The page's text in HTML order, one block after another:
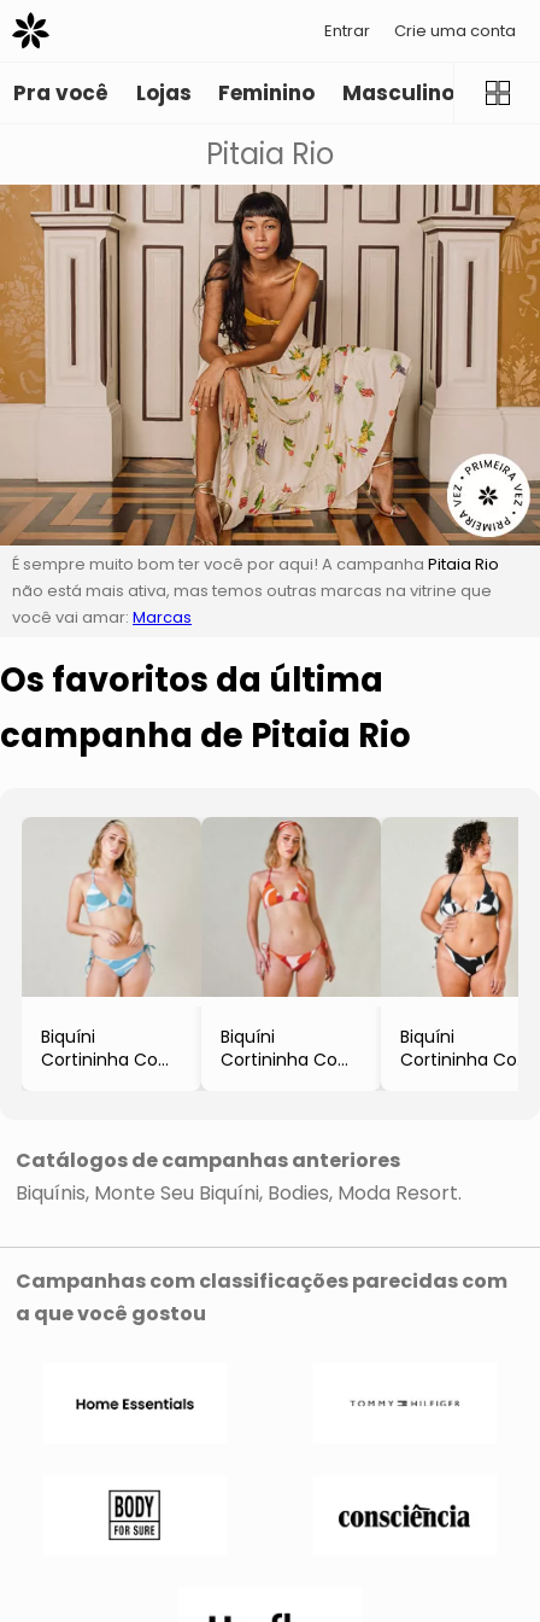
Entrar Crie uma conta
Pra você Lojas Feminino Masculino
Pitaia Rio
É sempre muito bom ter você por aqui! A campanha Pitaia Rio
não está mais ativa, mas temos outras marcas na vitrine que
você vai amar: Marcas
Os favoritos da última
campanha de Pitaia Rio
Biquíni
Cortininha Com
Biquíni
Cortininha Com
Vermelho
Biquíni
Cortininha Com
Catálogos de campanhas anteriores
Biquínis Monte Seu Biquíni Bodies Moda Resort
Campanhas com classificações parecidas com
a que você gostou